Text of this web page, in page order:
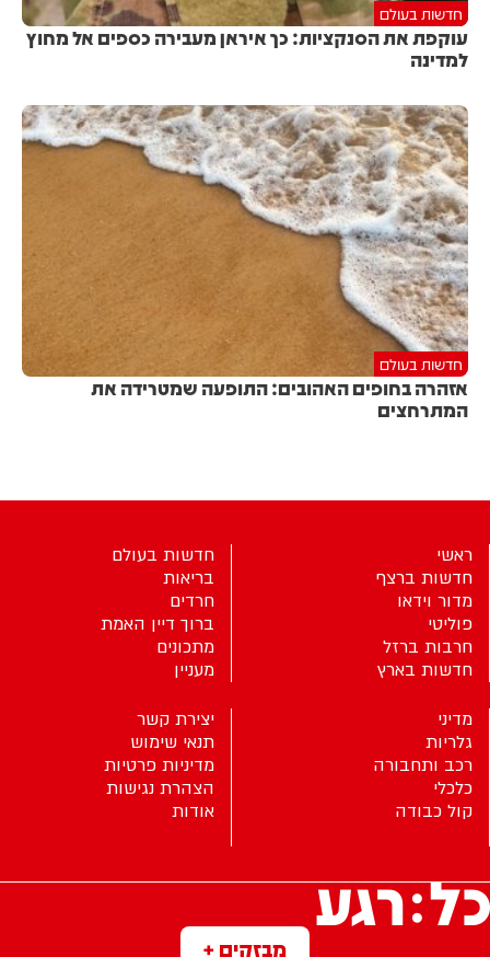
חדשות בעולם
עוקפת את הסנקציות: כך איראן מעבירה כספים אל מחוץ
למדינה
חדשות בעולם
אזהרה בחופים האהובים: התופעה שמטרידה את
המתרחצים
מבזקים +
ראשי
חדשות ברצף
מדור וידאו
פוליטי
חרבות ברזל
חדשות בארץ
חדשות בעולם
בריאות
חרדים
ברוך דיין האמת
מתכונים
מעניין
מדיני
גלריות
רכב ותחבורה
כלכלי
קול כבודה
יצירת קשר
תנאי שימוש
מדיניות פרטיות
הצהרת נגישות
אודות